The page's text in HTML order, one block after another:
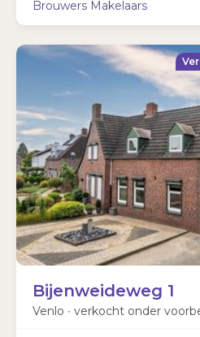
Brouwers Makelaars
Bijenweideweg 1
Venlo ∙ verkocht onder